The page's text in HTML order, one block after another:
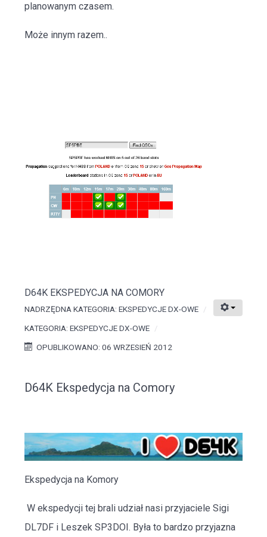
planowanym czasem.
Może innym razem..
D64K EKSPEDYCJA NA COMORY
NADRZĘDNA KATEGORIA: EKSPEDYCJE DX-OWE
KATEGORIA: EKSPEDYCJE DX-OWE
OPUBLIKOWANO: 06 WRZESIEŃ 2012
D64K Ekspedycja na Comory
Ekspedycja na Komory
W ekspedycji tej brali udział nasi przyjaciele Sigi
DL7DF i Leszek SP3DOI. Była to bardzo przyjazna